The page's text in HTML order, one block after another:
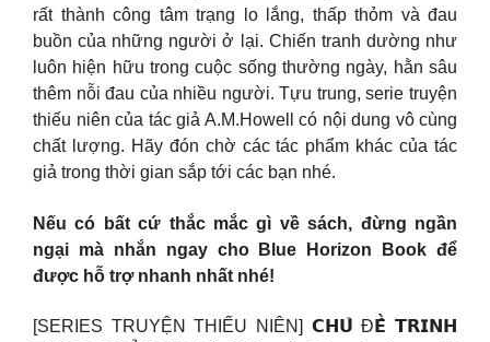
rất thành công tâm trạng lo lắng, thấp thỏm và đau
buồn của những người ở lại. Chiến tranh dường như
luôn hiện hữu trong cuộc sống thường ngày, hằn sâu
thêm nỗi đau của nhiều người. Tựu trung, serie truyện
thiếu niên của tác giả A.M.Howell có nội dung vô cùng
chất lượng. Hãy đón chờ các tác phẩm khác của tác
giả trong thời gian sắp tới các bạn nhé.
Nếu có bất cứ thắc mắc gì về sách, đừng ngần
ngại mà nhắn ngay cho Blue Horizon Book để
được hỗ trợ nhanh nhất nhé!
[SERIES TRUYỆN THIẾU NIÊN] 𝗖𝗛𝗨̉ Đ𝗘̂̀ 𝗧𝗥𝗜𝗡𝗛